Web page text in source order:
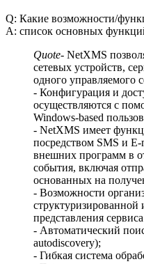
Q: Какие возможности/
A: список основных
Quote- NetXMS
сетевых устройств,
одного управляемого
- Конфигурация и
осуществляются с
Windows-based
- NetXMS имеет
посредством SMS и E-
внешних программ в
события, включая
основанных на
- Возможности
структуризированной
представления
- Автоматический
autodiscovery);
- Гибкая система